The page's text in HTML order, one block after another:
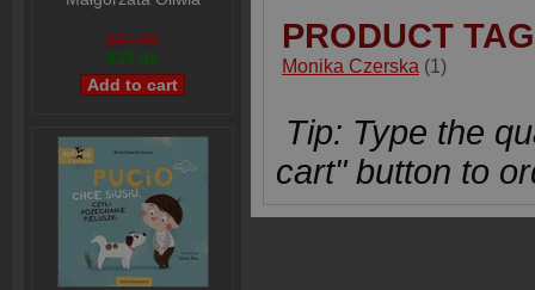
$31,66
$25,98
PRODUCT
Monika Czerska (1)
Tip: Type the
cart" button to